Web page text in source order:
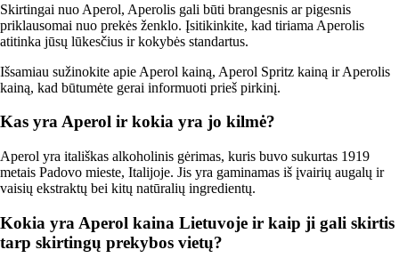
Skirtingai nuo Aperol, Aperolis gali būti brangesnis ar pigesnis
priklausomai nuo prekės ženklo. Įsitikinkite, kad tiriama Aperolis
atitinka jūsų lūkesčius ir kokybės standartus.
Išsamiau sužinokite apie Aperol kainą, Aperol Spritz kainą ir Aperolis
kainą, kad būtumėte gerai informuoti prieš pirkinį.
Kas yra Aperol ir kokia yra jo kilmė?
Aperol yra itališkas alkoholinis gėrimas, kuris buvo sukurtas 1919
metais Padovo mieste, Italijoje. Jis yra gaminamas iš įvairių augalų ir
vaisių ekstraktų bei kitų natūralių ingredientų.
Kokia yra Aperol kaina Lietuvoje ir kaip ji gali skirtis
tarp skirtingų prekybos vietų?